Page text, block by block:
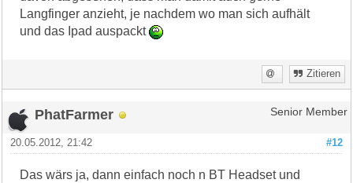
Langfinger anzieht, je nachdem wo man sich aufhält
und das Ipad auspackt
Zitieren
PhatFarmer Senior Member
#12
20.05.2012, 21:42
Das wärs ja, dann einfach noch n BT Headset und